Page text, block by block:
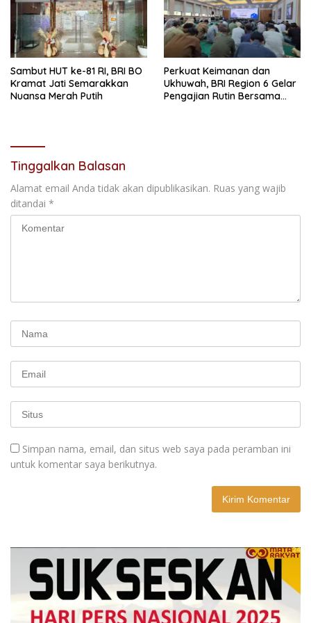
Sambut HUT ke-81 RI, BRI BO
Kramat Jati Semarakkan
Nuansa Merah Putih
Perkuat Keimanan dan
Ukhuwah, BRI Region 6 Gelar
Pengajian Rutin Bersama
Tinggalkan Balasan
Alamat email Anda tidak akan dipublikasikan. Ruas yang wajib
ditandai *
Simpan nama, email, dan situs web saya pada peramban ini
untuk komentar saya berikutnya.